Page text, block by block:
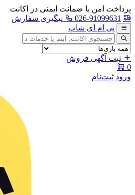
پرداخت امن با ضمانت ایمنی در اکانت
026-91099631
پیگیری سفارش
پی ام ای شاپ
جستجوی
آگهی
ثبت آگهی فروش
0
ورود ثبت‌نام